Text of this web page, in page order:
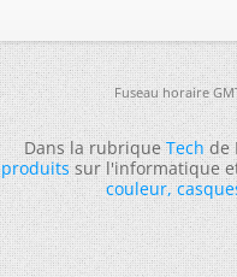
Fuseau horaire
Dans la rubriqueTechde
produitssur l'informatique
couleur,